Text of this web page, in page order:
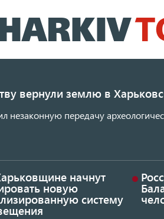
к
вернули землю в
незаконную передачу
начнут
новую
систему